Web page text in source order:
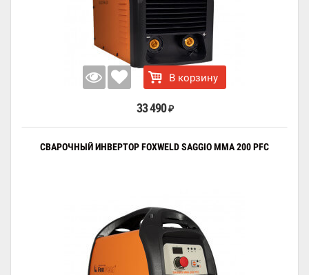
В корзину
33 490 ₽
СВАРОЧНЫЙ ИНВЕРТОР FOXWELD SAGGIO MMA 200 PFC